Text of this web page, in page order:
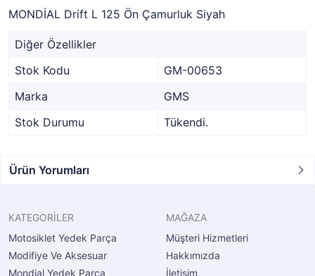
MONDİAL Drift L 125 Ön Çamurluk Siyah
Diğer Özellikler
Stok Kodu
GM-00653
Marka
GMS
Stok Durumu
Tükendi.
Ürün Yorumları
KATEGORİLER
Motosiklet Yedek Parça
Modifiye Ve Aksesuar
Mondial Yedek Parça
MAĞAZA
Müşteri Hizmetleri
Hakkımızda
İletişim